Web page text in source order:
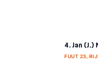
4. Jan (J.)
FUUT 23,